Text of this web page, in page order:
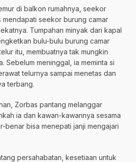
di balkon rumahnya, seekor
seekor burung camar
Tumpahan minyak dari kapal
bulu-bulu burung camar
itu, membuatnya tak mungkin
Sebelum meninggal, ia meminta si
telurnya sampai menetas dan
terbang.
Zorbas pantang melanggar
ia dan kawan-kawannya sesama
benar bisa menepati janji mengajari
persahabatan, kesetiaan untuk